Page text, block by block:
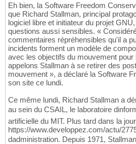
Eh bien, la Software Freedom
que Richard Stallman, principal
logiciel libre et initiateur du projet
questions aussi sensibles. «
commentaires répréhensibles qu'il a
incidents forment un modèle de
avec les objectifs du mouvement pour
appelons Stallman à se retirer des
mouvement », a déclaré la Software
son site ce lundi.
Ce même lundi, Richard Stallman a
au sein du CSAIL, le laboratoire
artificielle du MIT. Plus tard dans la
https://www.developpez.com/actu/
dadministration. Depuis 1971,